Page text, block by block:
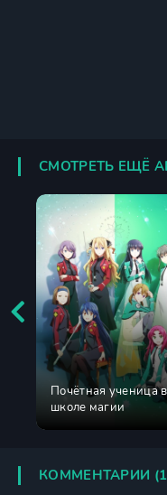
СМОТРЕТЬ ЕЩЁ
Почётная ученица в
школе магии
КОММЕНТАРИИ